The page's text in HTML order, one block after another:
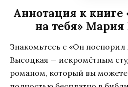
Аннотация к книге
на тебя»
Знакомьтесь с «Он поспорил
Высоцкая — искромётным
романом, который вы можете